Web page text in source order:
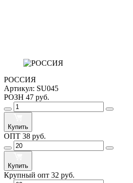
РОССИЯ
Артикул: SU045
РОЗН 47 руб.
Купить
ОПТ 38 руб.
Купить
Крупный опт 32 руб.